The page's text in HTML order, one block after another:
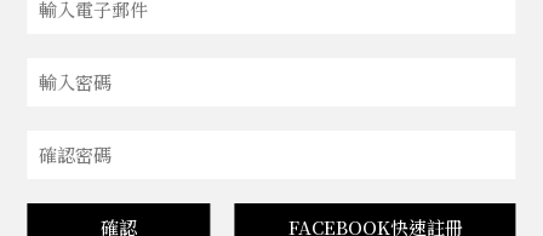
確認 FACEBOOK快速註冊